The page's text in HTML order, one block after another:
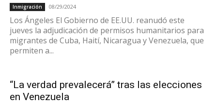
Inmigración 08/29/2024
Los Ángeles El Gobierno de EE.UU. reanudó este
jueves la adjudicación de permisos humanitarios para
migrantes de Cuba, Haití, Nicaragua y Venezuela, que
permiten a...
“La verdad prevalecerá” tras las elecciones
en Venezuela